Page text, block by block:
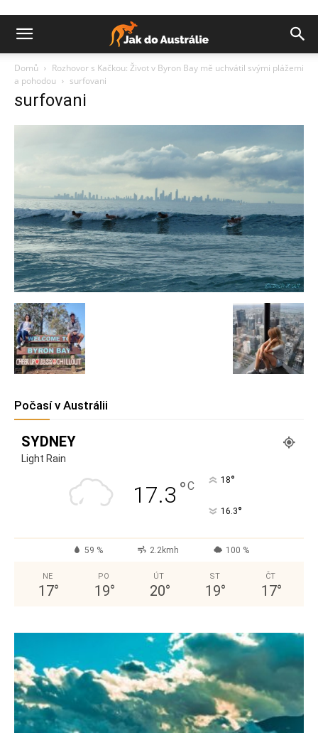
Domů
Rozhovor s Kačkou: Život v Byron Bay mě uchvátil svými plážemi
a pohodou
surfovani
surfovani
Počasí v Austrálii
SYDNEY
Light Rain
17.3 °C 18°
16.3°
59 % 2.2kmh 100 %
NE
17°
PO
19°
ÚT
20°
ST
19°
ČT
17°